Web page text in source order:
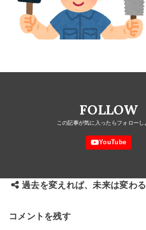
FOLLOW
過去を変えれば、未来は変わる
コメントを残す